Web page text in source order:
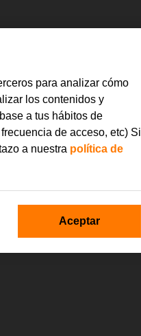
para analizar cómo
los contenidos y
a tus hábitos de
de acceso, etc) Si
a nuestra política de
Aceptar